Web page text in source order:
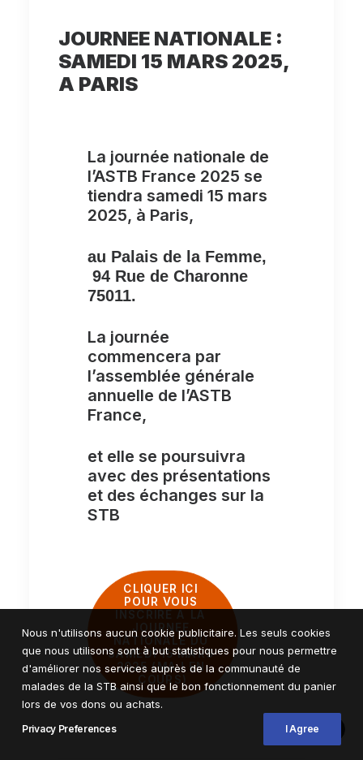
JOURNEE NATIONALE :
SAMEDI 15 MARS 2025,
A PARIS
La journée nationale de
l’ASTB France 2025 se
tiendra samedi 15 mars
2025, à Paris,
au Palais de la Femme,
94 Rue de Charonne
75011.
La journée
commencera par
l’assemblée générale
annuelle de l’ASTB
France,
et elle se poursuivra
avec des présentations
et des échanges sur la
STB
CLIQUER ICI
POUR VOUS
INSCRIRE A LA
JOURNEE
NATIONALE DU
SAMEDI 15 MARS
2025 (MAJ EN
COURS)
Nous n'utilisons aucun cookie publicitaire. Les seuls cookies
que nous utilisons sont à but statistiques pour nous permettre
d'améliorer nos services auprès de la communauté de
malades de la STB ainsi que le bon fonctionnement du panier
lors de vos dons ou achats.
Privacy Preferences I Agree